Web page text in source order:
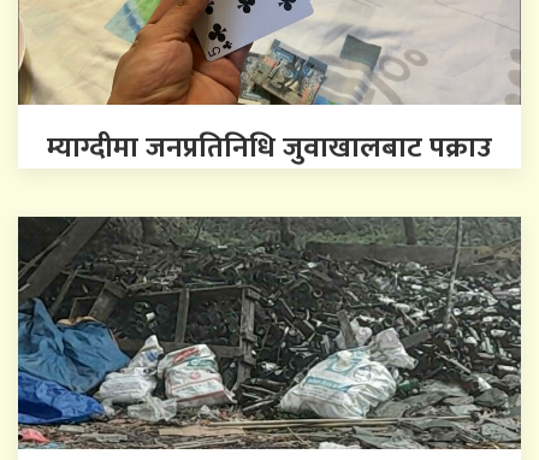
म्याग्दीमा जनप्रतिनिधि जुवाखालबाट पक्राउ